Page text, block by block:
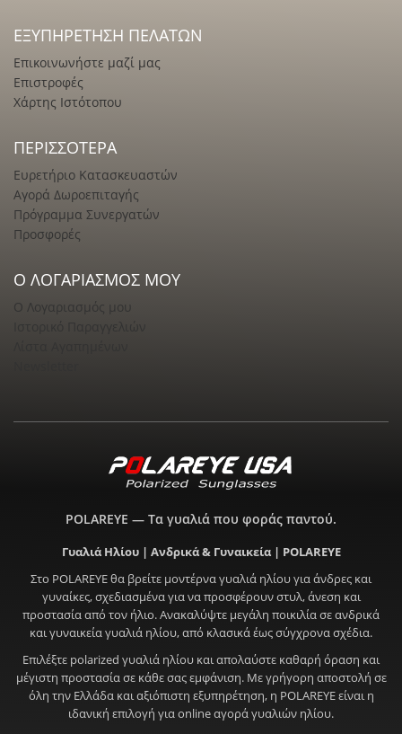
ΕΞΥΠΗΡΈΤΗΣΗ ΠΕΛΑΤΏΝ
Επικοινωνήστε μαζί μας
Επιστροφές
Χάρτης Ιστότοπου
ΠΕΡΙΣΣΌΤΕΡΑ
Ευρετήριο Κατασκευαστών
Αγορά Δωροεπιταγής
Πρόγραμμα Συνεργατών
Προσφορές
Ο ΛΟΓΑΡΙΑΣΜΌΣ ΜΟΥ
Ο Λογαριασμός μου
POLAREYE — Τα γυαλιά που φοράς παντού.
Γυαλιά Ηλίου | Ανδρικά & Γυναικεία | POLAREYE
Στο POLAREYE θα βρείτε μοντέρνα γυαλιά ηλίου για άνδρες και
γυναίκες, σχεδιασμένα για να προσφέρουν στυλ, άνεση και
προστασία από τον ήλιο. Ανακαλύψτε μεγάλη ποικιλία σε ανδρικά
και γυναικεία γυαλιά ηλίου, από κλασικά έως σύγχρονα σχέδια.
Επιλέξτε polarized γυαλιά ηλίου και απολαύστε καθαρή όραση και
μέγιστη προστασία σε κάθε σας εμφάνιση. Με γρήγορη αποστολή σε
όλη την Ελλάδα και αξιόπιστη εξυπηρέτηση, η POLAREYE είναι η
ιδανική επιλογή για online αγορά γυαλιών ηλίου.